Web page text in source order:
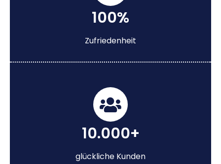
100%
Zufriedenheit
10.000+
glückliche Kunden